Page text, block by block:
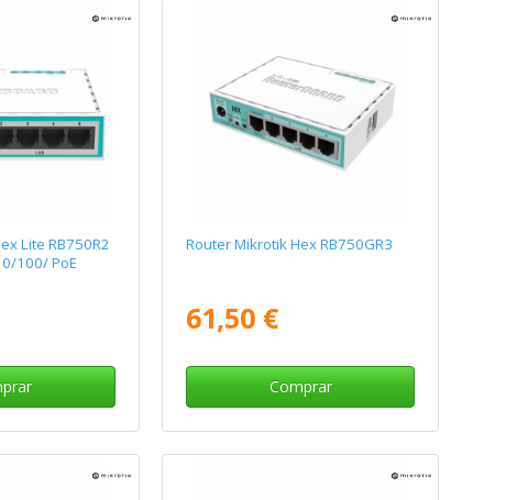
Lite RB750R2
100/ PoE
Router Mikrotik Hex RB750GR3
61,50 €
Comprar